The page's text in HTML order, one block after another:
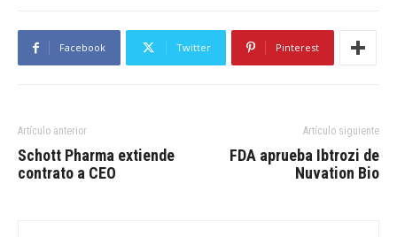
Facebook Twitter Pinterest
Artículo anterior
Schott Pharma extiende
contrato a CEO
Artículo siguiente
FDA aprueba Ibtrozi de
Nuvation Bio